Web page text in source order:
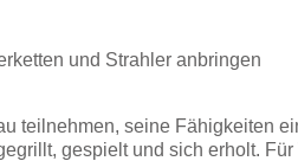
und Strahler anbringen
teilnehmen, seine Fähigkeiten
gespielt und sich erholt.